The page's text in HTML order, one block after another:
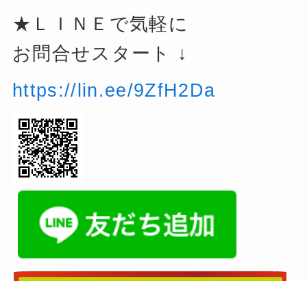
★ＬＩＮＥで気軽に
お問合せスタート ↓
https://lin.ee/9ZfH2Da